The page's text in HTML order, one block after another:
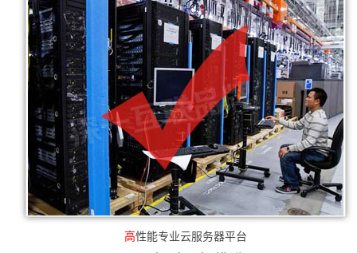
高性能专业云服务器平台